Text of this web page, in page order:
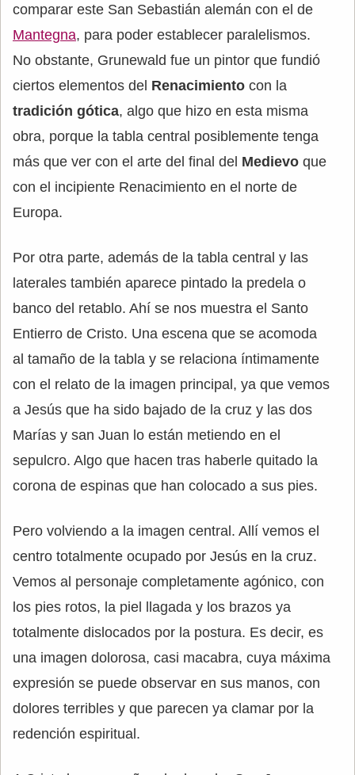
comparar este San Sebastián alemán con el de
Mantegna, para poder establecer paralelismos.
No obstante, Grunewald fue un pintor que fundió
ciertos elementos del Renacimiento con la
tradición gótica, algo que hizo en esta misma
obra, porque la tabla central posiblemente tenga
más que ver con el arte del final del Medievo que
con el incipiente Renacimiento en el norte de
Europa.
Por otra parte, además de la tabla central y las
laterales también aparece pintado la predela o
banco del retablo. Ahí se nos muestra el Santo
Entierro de Cristo. Una escena que se acomoda
al tamaño de la tabla y se relaciona íntimamente
con el relato de la imagen principal, ya que vemos
a Jesús que ha sido bajado de la cruz y las dos
Marías y san Juan lo están metiendo en el
sepulcro. Algo que hacen tras haberle quitado la
corona de espinas que han colocado a sus pies.
Pero volviendo a la imagen central. Allí vemos el
centro totalmente ocupado por Jesús en la cruz.
Vemos al personaje completamente agónico, con
los pies rotos, la piel llagada y los brazos ya
totalmente dislocados por la postura. Es decir, es
una imagen dolorosa, casi macabra, cuya máxima
expresión se puede observar en sus manos, con
dolores terribles y que parecen ya clamar por la
redención espiritual.